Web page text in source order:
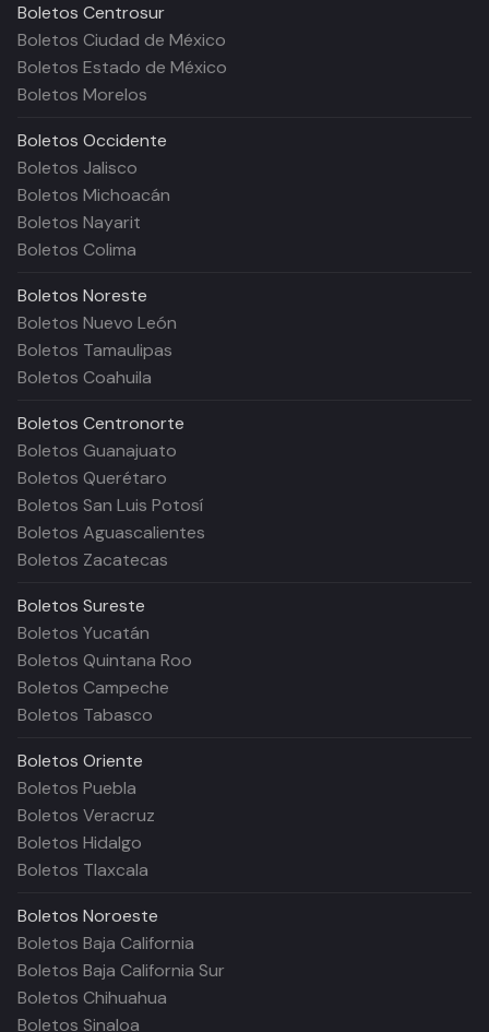
Boletos Centrosur
Boletos Ciudad de México
Boletos Estado de México
Boletos Morelos
Boletos Occidente
Boletos Jalisco
Boletos Michoacán
Boletos Nayarit
Boletos Colima
Boletos Noreste
Boletos Nuevo León
Boletos Tamaulipas
Boletos Coahuila
Boletos Centronorte
Boletos Guanajuato
Boletos Querétaro
Boletos San Luis Potosí
Boletos Aguascalientes
Boletos Zacatecas
Boletos Sureste
Boletos Yucatán
Boletos Quintana Roo
Boletos Campeche
Boletos Tabasco
Boletos Oriente
Boletos Puebla
Boletos Veracruz
Boletos Hidalgo
Boletos Tlaxcala
Boletos Noroeste
Boletos Baja California
Boletos Baja California Sur
Boletos Chihuahua
Boletos Sinaloa